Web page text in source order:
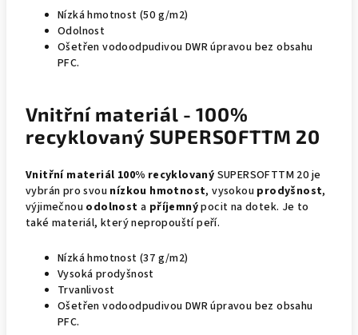
Nízká hmotnost (50 g/m2)
Odolnost
Ošetřen vodoodpudivou DWR úpravou bez obsahu
PFC.
Vnitřní materiál - 100%
recyklovaný SUPERSOFTTM 20
Vnitřní materiál 100% recyklovaný SUPERSOFTTM 20 je
vybrán pro svou nízkou hmotnost, vysokou prodyšnost,
výjimečnou odolnost a příjemnýpocit na dotek. Je to
také materiál, který nepropouští peří.
Nízká hmotnost (37 g/m2)
Vysoká prodyšnost
Trvanlivost
Ošetřen vodoodpudivou DWR úpravou bez obsahu
PFC.